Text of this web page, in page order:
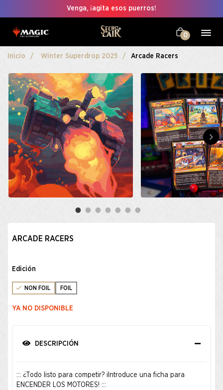
Venga, ¡agita esos puerros!
0
Inicio Winter Superdrop 2025 Arcade Racers
ARCADE RACERS
Edición
NON FOIL FOIL
YA NO DISPONIBLE
DESCRIPCIÓN
::: ¿Todo listo para competir? ¡Introduce una ficha para
ENCENDER LOS MOTORES! :::